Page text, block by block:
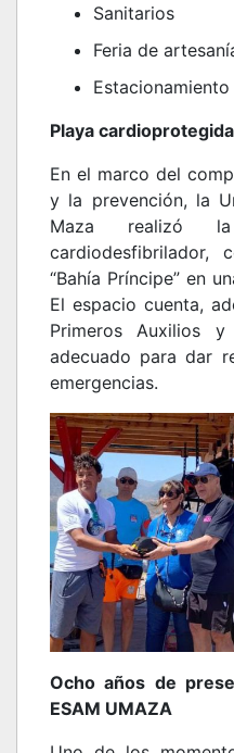
Sanitarios
Feria de
Estacionamiento
Playa cardioprotegida
En el marco del
y la prevención, la
Maza realizó
cardiodesfibrilador,
“Bahía Príncipe” en
El espacio cuenta,
Primeros Auxilios y
adecuado para dar
emergencias.
Ocho años de
ESAM UMAZA